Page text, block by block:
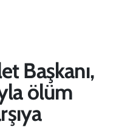
Başkanı,
ölüm